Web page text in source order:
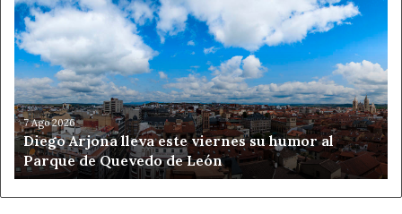
Arjona
lleva
este
viernes
su
humor
al
Parque
de
Quevedo
de
7 Ago 2026
Diego Arjona lleva este viernes su humor al
Parque de Quevedo de León